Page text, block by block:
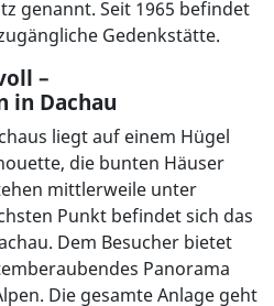
genannt. Seit 1965 befindet
Gedenkstätte.
–
in Dachau
liegt auf einem Hügel
die bunten Häuser
mittlerweile unter
Punkt befindet sich das
Dem Besucher bietet
Panorama
Die gesamte Anlage geht